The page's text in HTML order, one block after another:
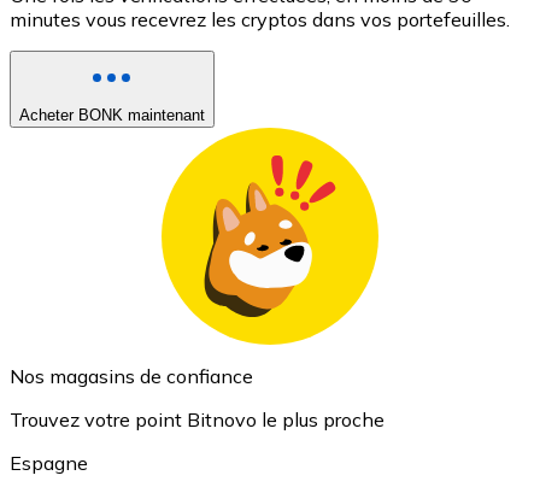
minutes vous recevrez les cryptos dans vos portefeuilles.
Acheter BONK maintenant
Nos magasins de confiance
Trouvez votre point Bitnovo le plus proche
Espagne